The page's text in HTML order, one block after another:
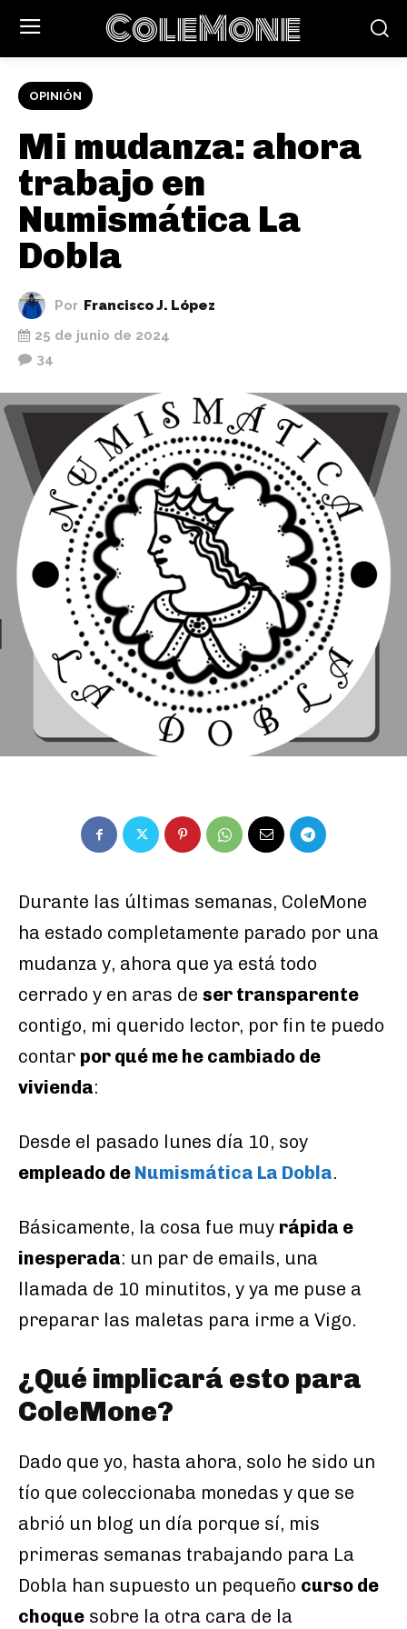
ColeMone
OPINIÓN
Mi mudanza: ahora
trabajo en
Numismática La
Dobla
Por Francisco J. López
25 de junio de 2024
34
Durante las últimas semanas, ColeMone
ha estado completamente parado por una
mudanza y, ahora que ya está todo
cerrado y en aras de ser transparente
contigo, mi querido lector, por fin te puedo
contar por qué me he cambiado de
vivienda:
Desde el pasado lunes día 10, soy
empleado de Numismática La Dobla.
Básicamente, la cosa fue muy rápida e
inesperada: un par de emails, una
llamada de 10 minutitos, y ya me puse a
preparar las maletas para irme a Vigo.
¿Qué implicará esto para
ColeMone?
Dado que yo, hasta ahora, solo he sido un
tío que coleccionaba monedas y que se
abrió un blog un día porque sí, mis
primeras semanas trabajando para La
Dobla han supuesto un pequeño curso de
choque sobre la otra cara de la